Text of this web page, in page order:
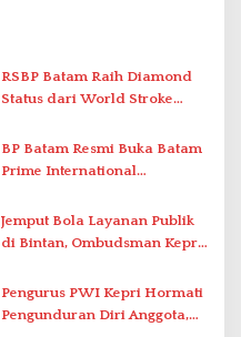
RSBP Batam Raih Diamond
Status dari World Stroke
Penanganan Stroke
Berstandar Internasional
BP Batam Resmi Buka Batam
Prime International
2026 di Stadion Temenggung
Abdul Jamal
Jemput Bola Layanan Publik
di Bintan, Ombudsman Kepri
Solar Nelayan
Pengurus PWI Kepri Hormati
Pengunduran Diri Anggota,